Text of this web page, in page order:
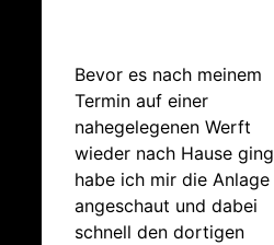
Bevor es nach meinem
Termin auf einer
nahegelegenen Werft
wieder nach Hause ging
habe ich mir die Anlage
angeschaut und dabei
schnell den dortigen